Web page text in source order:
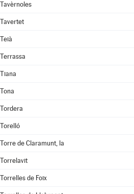
Tavèrnoles
Tavertet
Teià
Terrassa
Tiana
Tona
Tordera
Torelló
Torre de Claramunt, la
Torrelavit
Torrelles de Foix